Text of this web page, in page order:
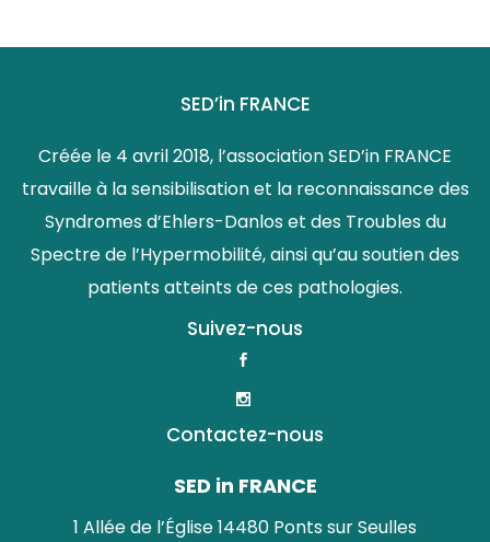
SED’in FRANCE
Créée le 4 avril 2018, l’association SED’in FRANCE
travaille à la sensibilisation et la reconnaissance des
Syndromes d’Ehlers-Danlos et des Troubles du
Spectre de l’Hypermobilité, ainsi qu’au soutien des
patients atteints de ces pathologies.
Suivez-nous
Contactez-nous
SED in FRANCE
1 Allée de l’Église 14480 Ponts sur Seulles